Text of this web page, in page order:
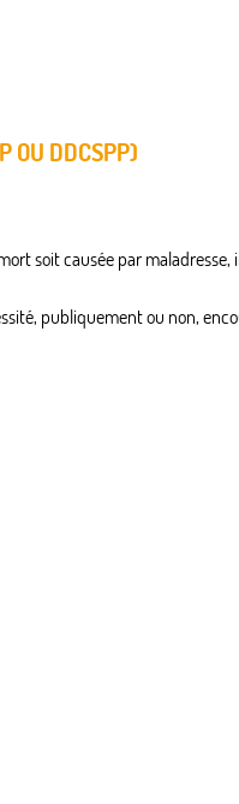
OU DDCSPP)
soit causée par
publiquement ou non,